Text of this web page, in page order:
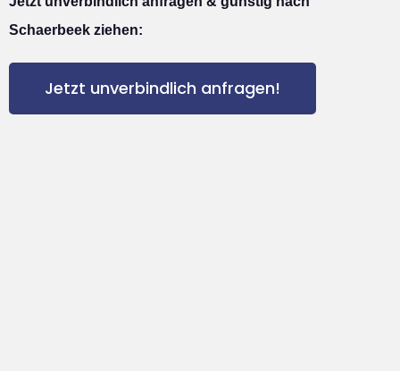
Schaerbeek ziehen:
Jetzt unverbindlich anfragen!